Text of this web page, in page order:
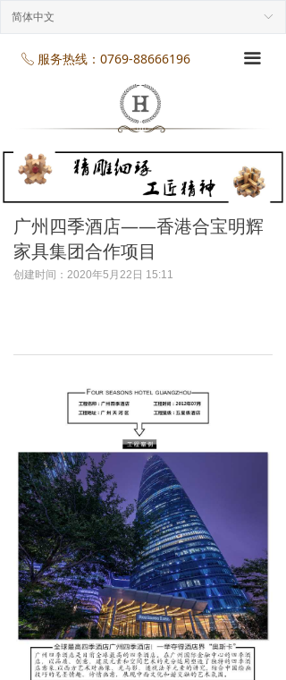
ꀅ
简体中文
끀
首页
企业介绍
项目服务
企业规模
企业资质
ꂅ 服务热线：0769-88666196
广州四季酒店——香港合宝明辉
家具集团合作项目
创建时间： 2020年5月22日 15:11